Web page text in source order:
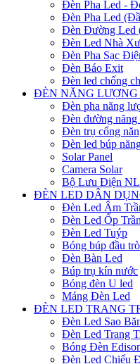
Đèn Pha Led -
Đèn Pha Led
Đèn Đường Led
Đèn Led Nhà
Đèn Pha Sạc
Đèn Báo Exit
Đèn led chống
ĐÈN NĂNG
Đèn pha năng
Đèn đường năng
Đèn trụ cổng
Đèn led búp
Solar Panel
Camera Solar
Bộ Lưu Điện
ĐÈN LED DÂN
Đèn Led Âm
Đèn Led Ốp Trần
Đèn Led Tuýp
Bóng búp đầu
Đèn Bàn Led
Búp trụ kín nước
Bóng đèn U led
Máng Đèn Led
ĐÈN LED TRANG
Đèn Led Sao
Đèn Led Trang
Bóng Đèn
Đèn Led Chiếu